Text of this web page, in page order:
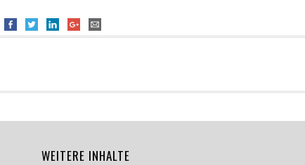
WEITERE INHALTE